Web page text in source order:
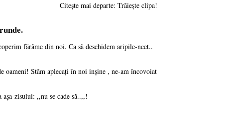
Citește mai departe: Trăiește clipa!
fărâme din noi. Ca să deschidem aripile-ncet..
oameni! Stăm aplecați în noi inșine , ne-am încovoiat
zisului: ,,nu se cade să..,,!